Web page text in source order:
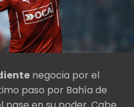
negocia por el
paso por Bahía de